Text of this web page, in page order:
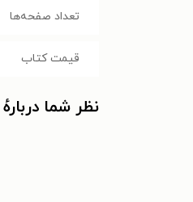
تعداد صفحه‌ها
قیمت کتاب
نظر شما